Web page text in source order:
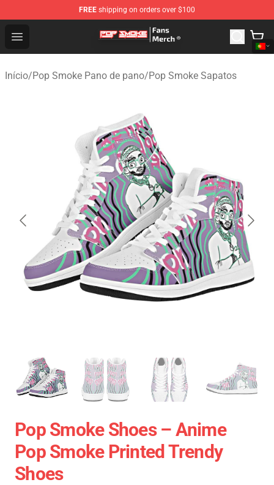
FREE shipping on orders over $100
Open menu
Pop Smoke Store - Official Pop Smoke Merchandise
Início/Pop Smoke Pano de pano/Pop Smoke Sapatos
Pop Smoke Shoes – Anime
Pop Smoke Printed Trendy
Shoes